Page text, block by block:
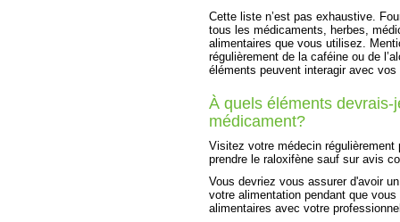
Cette liste n’est pas exhaustive.
tous les médicaments, herbes,
alimentaires que vous utilisez.
régulièrement de la caféine ou de
éléments peuvent interagir avec
À quels éléments
médicament?
Visitez votre médecin
prendre le raloxifène sauf sur avis
Vous devriez vous assurer d'avoir
votre alimentation pendant que
alimentaires avec votre